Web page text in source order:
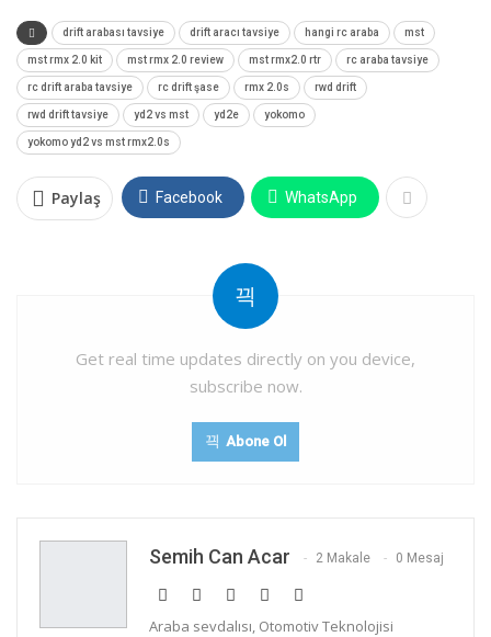
drift arabası tavsiye drift aracı tavsiye hangi rc araba mst
mst rmx 2.0 kit mst rmx 2.0 review mst rmx2.0 rtr rc araba tavsiye
rc drift araba tavsiye rc drift şase rmx 2.0s rwd drift
rwd drift tavsiye yd2 vs mst yd2e yokomo
yokomo yd2 vs mst rmx2.0s
Paylaş Facebook WhatsApp
Get real time updates directly on you device,
subscribe now.
Abone Ol
Semih Can Acar 2 Makale 0 Mesaj
Araba sevdalısı, Otomotiv Teknolojisi